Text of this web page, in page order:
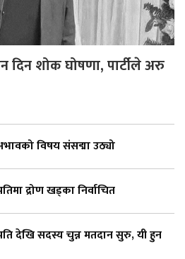
दिन शोक घोषणा, पार्टीले अरु
विषय संसद्मा उठ्यो
द्रोण खड्का निर्वाचित
देखि सदस्य चुन्न मतदान सुरु, यी हुन